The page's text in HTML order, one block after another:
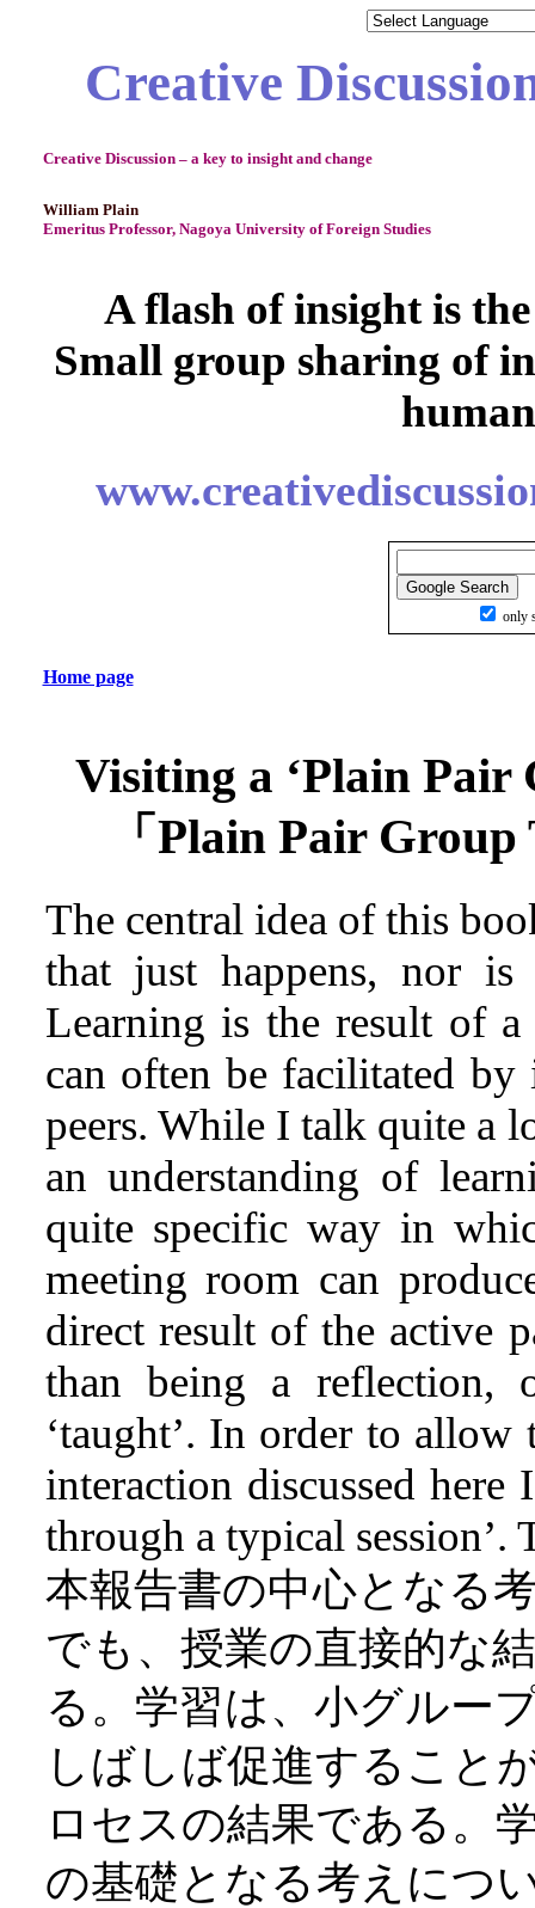
Creative
Creative Discussion – a key to insight and change
William Plain
Emeritus Professor, Nagoya University of Foreign Studies
A flash of insight is
Small group sharing of
only
Home page
Visiting a ‘Plain Pair
「Plain Pair
The central idea of this
that just happens, nor
Learning is the result of
can often be facilitated
peers. While I talk quite a
an understanding of
quite specific way in
meeting room can
direct result of the active
than being a reflection,
‘taught’. In order to
interaction discussed
through a typical
本報告書の中心となる
でも、授業の直接的な
る。学習は、小グルー
しばしば促進すること
ロセスの結果である。
の基礎となる考えにつ